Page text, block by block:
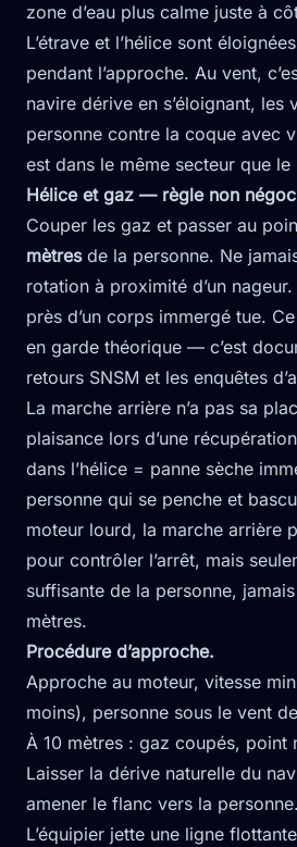
zone d’eau plus calme juste à
L’étrave et l’hélice sont
pendant l’approche. Au vent,
navire dérive en s’éloignant, les
personne contre la coque avec
est dans le même secteur que le
Hélice et gaz — règle non
Couper les gaz et passer au
mètresde la personne. Ne
rotation à proximité d’un nageur.
près d’un corps immergé tue.
en garde théorique — c’est
retours SNSM et les enquêtes
La marche arrière n’a pas sa
plaisance lors d’une
dans l’hélice = panne sèche
personne qui se penche et
moteur lourd, la marche arrière
pour contrôler l’arrêt, mais
suffisante de la personne,
mètres.
Procédure d’approche.
Approche au moteur, vitesse
moins), personne sous le vent
À 10 mètres : gaz coupés, point
Laisser la dérive naturelle du
amener le flanc vers la personne.
L’équipier jette une ligne